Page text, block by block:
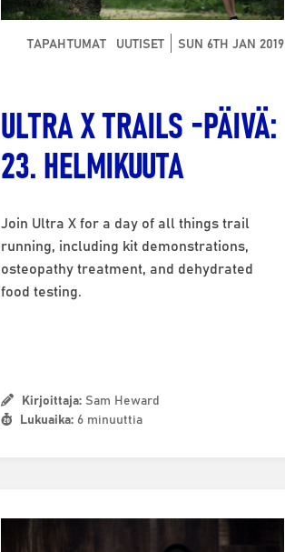
TAPAHTUMAT UUTISET SUN 6TH JAN 2019
ULTRA X TRAILS -PÄIVÄ:
23. HELMIKUUTA
Join Ultra X for a day of all things trail
running, including kit demonstrations,
osteopathy treatment, and dehydrated
food testing.
Kirjoittaja: Sam Heward
Lukuaika: 6 minuuttia